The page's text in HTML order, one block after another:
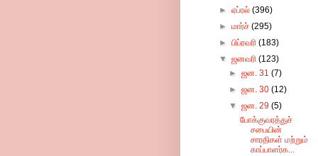
► ஏப்ரல் (396)
► மார்ச் (295)
► பிப்ரவரி (183)
▼ ஜனவரி (123)
►ஜன. 31(7)
►ஜன. 30(12)
▼ஜன. 29(5)
போக்குவரத்துச்
சபையின்
சாரதிகள் மற்றும்
காப்பாளர்க...